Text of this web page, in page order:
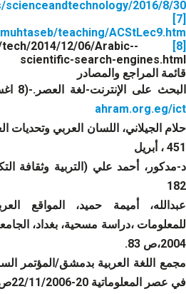
2016/8/30
teaching/ACStLec9.htm
tech/2014/12/06/Arabic-
scientific-search-engines.html
قائمة المراجع والمصادر
البحث على الإنترنت-لغة العصر.-(8 اغسطس 2000) –متاح في:
ahram.org.eg/ict
حلام الجيلاني، اللسان العربي وتحديات
451 ، أبريل
د-مدكور، أحمد علي (التربية وثقافة
182
عبدالله، أميمة حميد، المواقع
للمعلومات ،دراسة مسحية، بغداد،
2004،ص 83.
مجمع اللغة العربية بدمشق/المؤتمر
في عصر المعلوماتية 20-22/11/2006ص (1-2-7-14)